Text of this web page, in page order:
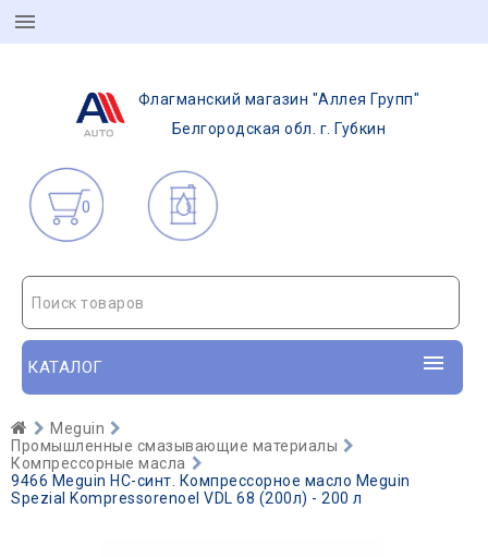
Флагманский магазин "Аллея Групп"
Белгородская обл. г. Губкин
0
Поиск товаров
КАТАЛОГ
Meguin
Промышленные смазывающие материалы
Компрессорные масла
9466 Meguin НС-синт. Компрессорное масло Meguin
Spezial Kompressorenoel VDL 68 (200л) - 200 л